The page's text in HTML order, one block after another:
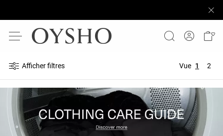
Afficher filtres Vue 1 2